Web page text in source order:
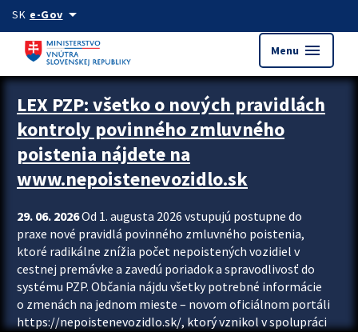
Preskocit na hlavný obsah
SK e-Govarrow_drop_down
Menu menu
Zastavit automatický posun upútavok
LEX PZP: všetko o nových pravidlách
kontroly povinného zmluvného
poistenia nájdete na
www.nepoistenevozidlo.sk
29. 06. 2026Od 1. augusta 2026 vstupujú postupne do
praxe nové pravidlá povinného zmluvného poistenia,
ktoré radikálne znížia počet nepoistených vozidiel v
cestnej premávke a zavedú poriadok a spravodlivosť do
systému PZP. Občania nájdu všetky potrebné informácie
o zmenách na jednom mieste – novom oficiálnom portáli
https://nepoistenevozidlo.sk/, ktorý vznikol v spolupráci